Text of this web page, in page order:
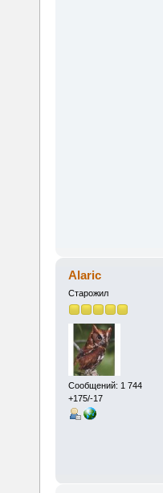
Alaric
Старожил
Сообщений: 1 744
+175/-17